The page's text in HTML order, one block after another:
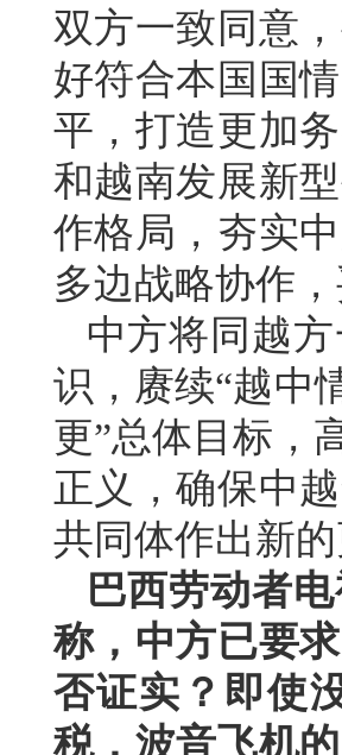
双方一致同意
好符合本国国
平，打造更加
和越南发展新
作格局，夯实
多边战略协作
中方将同越
识，赓续“越中
更”总体目标，
正义，确保中
共同体作出新
巴西劳动者
称，中方已要
否证实？即使
税，波音飞机